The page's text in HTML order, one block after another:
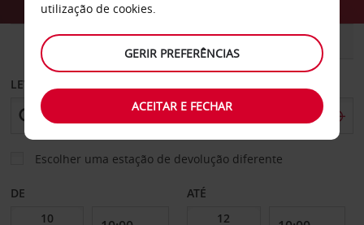
CARRO COMERCIAIS
LEVANTAR EM
Escolher uma estação de devolução diferente
DE ATÉ
utilização de cookies.
GERIR PREFERÊNCIAS
ACEITAR E FECHAR